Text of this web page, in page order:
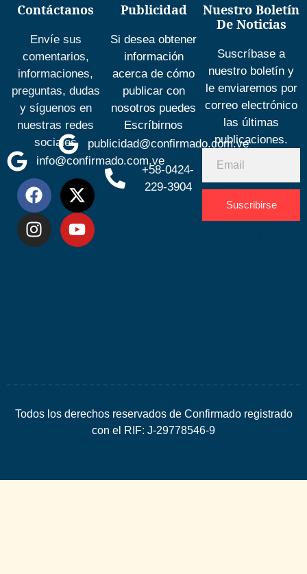
Contáctanos
Envíe sus
comentarios,
informaciones,
preguntas, dudas
y síguenos en
nuestras redes
sociales
info@confirmado.com.ve
Publicidad
Si desea obtener
información
acerca de cómo
publicar con
nosotros puedes
Escríbirnos
publicidad@confirmado.com.ve
+58-0424-
229-3904
Nuestro Boletín
De Noticias
Suscríbase a
nuestro boletín y
le enviaremos por
correo electrónico
las últimas
publicaciones.
Suscribirse
Todos los derechos reservados de Confirmado registrado
con el RIF: J-29778546-9